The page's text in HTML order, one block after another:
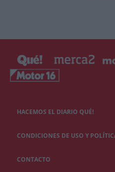
HACEMOS EL DIARIO QUÉ!
CONDICIONES DE USO Y
CONTACTO